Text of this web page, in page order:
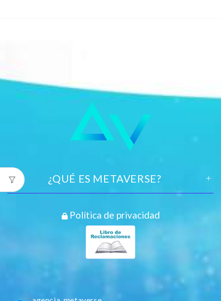
¿QUÉ ES METAVERSE?
Política de privacidad